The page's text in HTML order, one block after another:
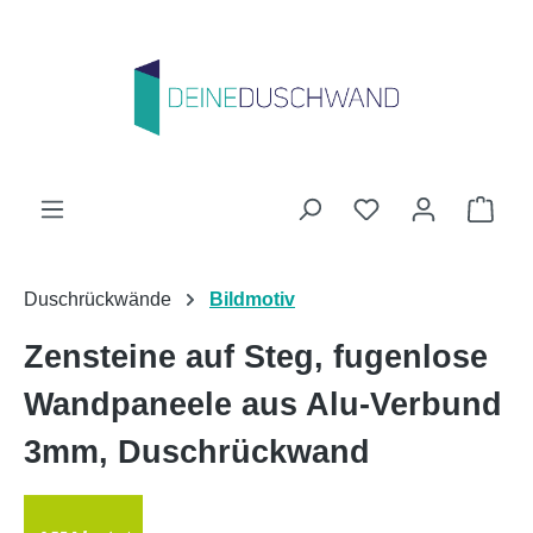
Du hast 0
Duschrückwände Bildmotiv
Zensteine auf Steg, fugenlose
Wandpaneele aus Alu-Verbund
3mm, Duschrückwand